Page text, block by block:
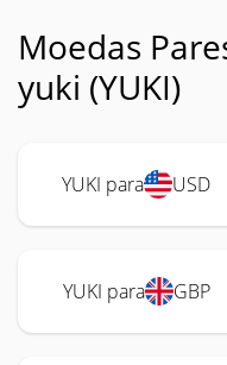
Moedas
yuki (YUKI)
YUKI para USD
YUKI para GBP